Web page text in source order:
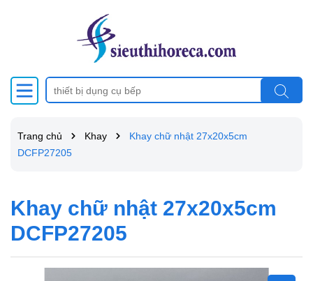
Trang chủ Khay
Khay chữ nhật 27x20x5cm
DCFP27205
Khay chữ nhật 27x20x5cm
DCFP27205